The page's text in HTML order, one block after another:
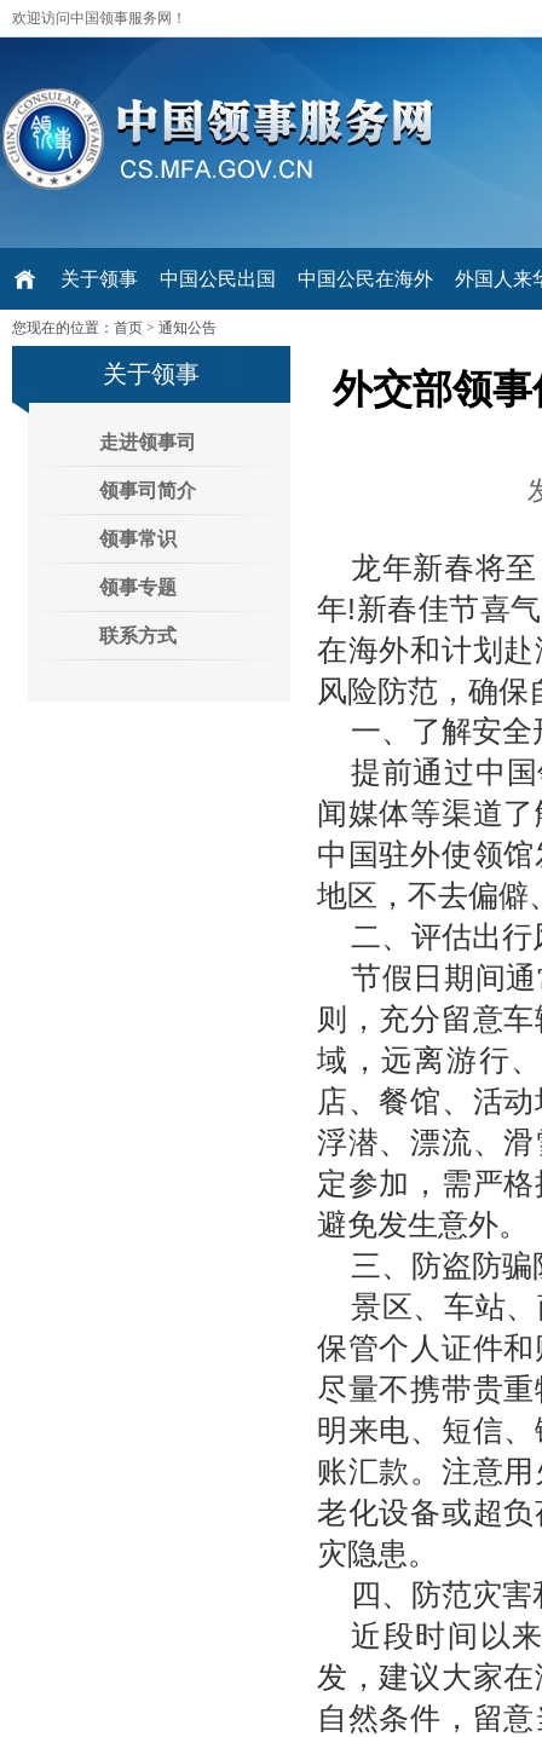
欢迎访问中国领事服务网！
关于领事 中国公民出国 中国公民在海外 外国人来
您现在的位置： 首页 > 通知公告
关于领事
走进领事司
领事司简介
领事常识
领事专题
联系方式
外交部领
龙年新春将
年!新春佳节喜
在海外和计划
风险防范，确保
一、了解安全
提前通过中
闻媒体等渠道
中国驻外使领
地区，不去偏僻
二、评估出行
节假日期间
则，充分留意
域，远离游行
店、餐馆、活
浮潜、漂流、
定参加，需严
避免发生意外。
三、防盗防骗
景区、车站
保管个人证件
尽量不携带贵
明来电、短信
账汇款。注意
老化设备或超
灾隐患。
四、防范灾害
近段时间以
发，建议大家
自然条件，留